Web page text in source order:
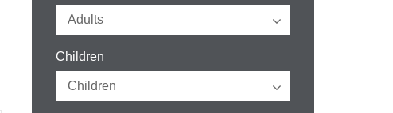
Children